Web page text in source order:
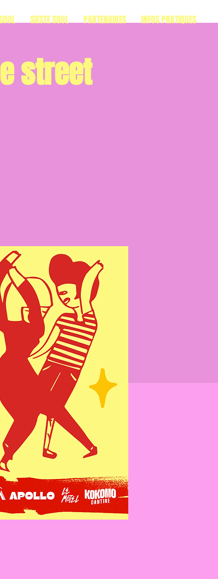
SIESTE SOUL PARTENAIRES INFOS PRATIQUES
street